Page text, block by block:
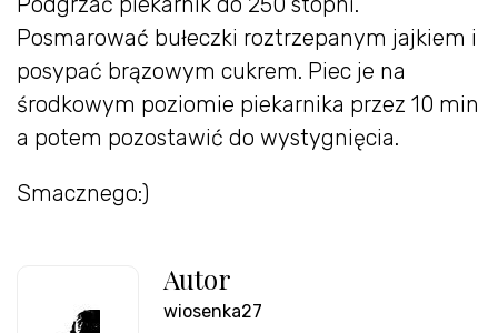
Posmarować bułeczki roztrzepanym jajkiem i
posypać brązowym cukrem. Piec je na
środkowym poziomie piekarnika przez 10 min
a potem pozostawić do wystygnięcia.
Smacznego:)
Autor
wiosenka27